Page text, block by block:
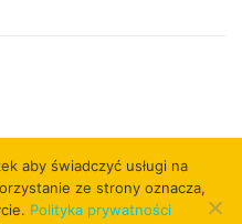
aby świadczyć usługi na
ze strony oznacza,
Polityka prywatności